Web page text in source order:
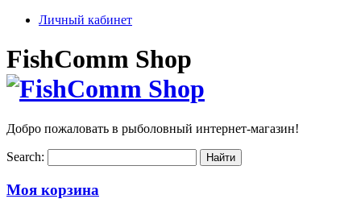
Личный кабинет
FishComm Shop
Добро пожаловать в рыболовный интернет-магазин!
Search:
Моя корзина